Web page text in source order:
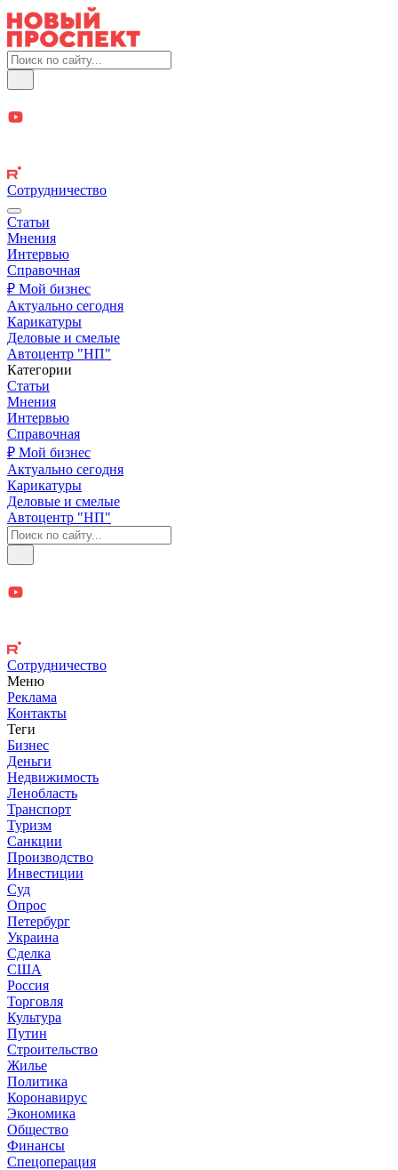
Сотрудничество
Статьи
Мнения
Интервью
Справочная
₽ Мой бизнес
Актуально сегодня
Карикатуры
Деловые и смелые
Автоцентр "НП"
Категории
Статьи
Мнения
Интервью
Справочная
₽ Мой бизнес
Актуально сегодня
Карикатуры
Деловые и смелые
Автоцентр "НП"
Сотрудничество
Меню
Реклама
Контакты
Теги
Бизнес
Деньги
Недвижимость
Ленобласть
Транспорт
Туризм
Санкции
Производство
Инвестиции
Суд
Опрос
Петербург
Украина
Сделка
США
Россия
Торговля
Культура
Путин
Строительство
Жилье
Политика
Коронавирус
Экономика
Общество
Финансы
Спецоперация